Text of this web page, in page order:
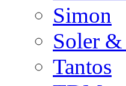
Simon
Soler &
Tantos